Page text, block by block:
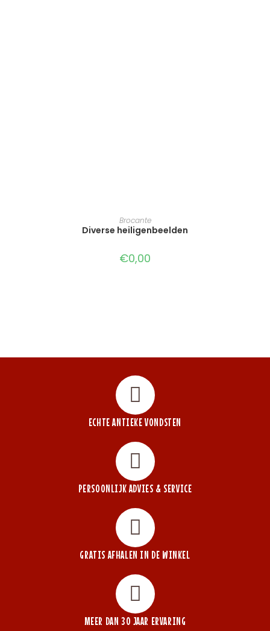
TOEVOEGEN AAN WINKELWAGEN
Brocante
Diverse heiligenbeelden
€0,00
ECHTE ANTIEKE VONDSTEN
PERSOONLIJK ADVIES & SERVICE
GRATIS AFHALEN IN DE WINKEL
MEER DAN 30 JAAR ERVARING